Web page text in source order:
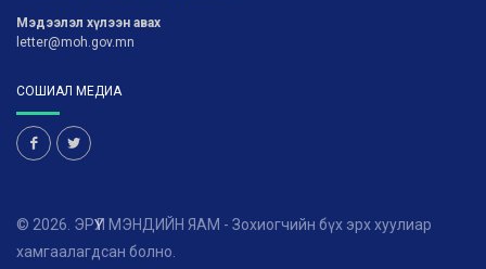
Мэдээлэл хүлээн авах
letter@moh.gov.mn
СОШИАЛ МЕДИА
© 2026. ЭРҮҮЛ МЭНДИЙН ЯАМ - Зохиогчийн бүх эрх хуулиар
хамгаалагдсан болно.